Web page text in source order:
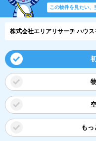
この物件を見たい、
株式会社エリアリサーチ ハウ
も